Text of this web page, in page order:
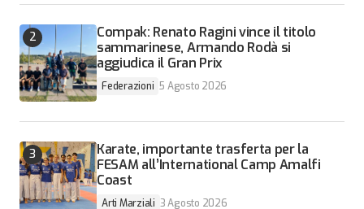
Compak: Renato Ragini vince il titolo
sammarinese, Armando Rodà si
aggiudica il Gran Prix
Federazioni 5 Agosto 2026
Karate, importante trasferta per la
FESAM all’International Camp Amalfi
Coast
Arti Marziali 3 Agosto 2026